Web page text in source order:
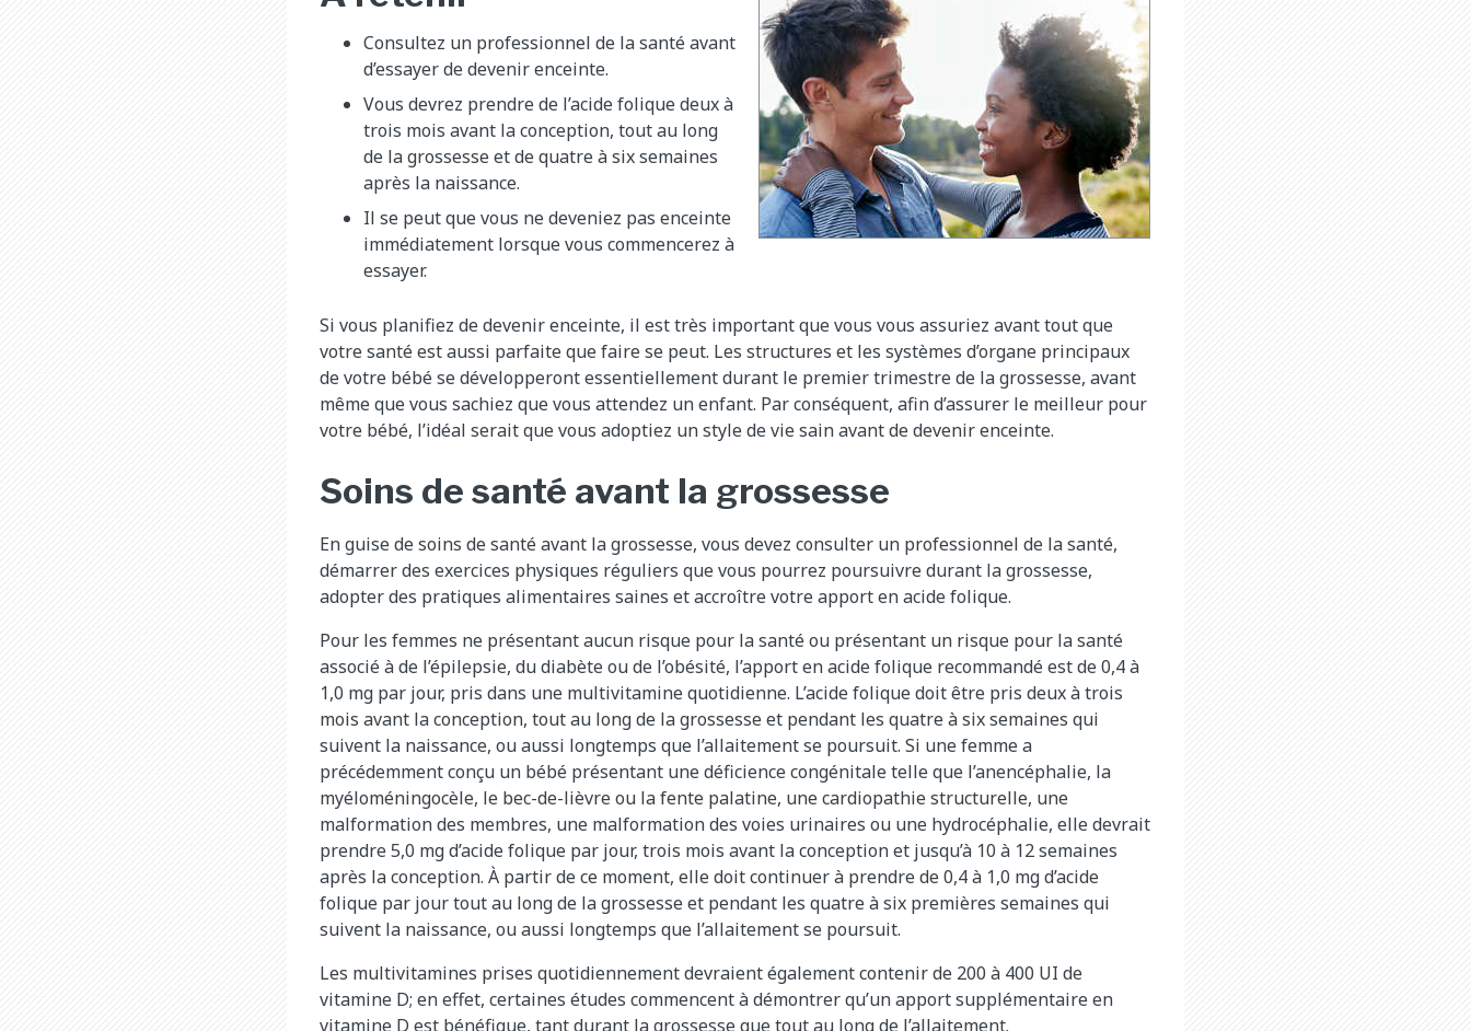
Consultez un professionnel de la santé avant
d’essayer de devenir enceinte.
Vous devrez prendre de l’acide folique deux à
trois mois avant la conception, tout au long
de la grossesse et de quatre à six semaines
après la naissance.
Il se peut que vous ne deveniez pas enceinte
immédiatement lorsque vous commencerez à
essayer.
Si vous planifiez de devenir enceinte, il est très important que vous vous assuriez avant tout que
votre santé est aussi parfaite que faire se peut. Les structures et les systèmes d’organe principaux
de votre bébé se développeront essentiellement durant le premier trimestre de la grossesse, avant
même que vous sachiez que vous attendez un enfant. Par conséquent, afin d’assurer le meilleur pour
votre bébé, l’idéal serait que vous adoptiez un style de vie sain avant de devenir enceinte.
Soins de santé avant la grossesse
En guise de soins de santé avant la grossesse, vous devez consulter un professionnel de la santé,
démarrer des exercices physiques réguliers que vous pourrez poursuivre durant la grossesse,
adopter des pratiques alimentaires saines et accroître votre apport en acide folique.
Pour les femmes ne présentant aucun risque pour la santé ou présentant un risque pour la santé
associé à de l’épilepsie, du diabète ou de l’obésité, l’apport en acide folique recommandé est de 0,4 à
1,0 mg par jour, pris dans une multivitamine quotidienne. L’acide folique doit être pris deux à trois
mois avant la conception, tout au long de la grossesse et pendant les quatre à six semaines qui
suivent la naissance, ou aussi longtemps que l’allaitement se poursuit. Si une femme a
précédemment conçu un bébé présentant une déficience congénitale telle que l’anencéphalie, la
myéloméningocèle, le bec-de-lièvre ou la fente palatine, une cardiopathie structurelle, une
malformation des membres, une malformation des voies urinaires ou une hydrocéphalie, elle devrait
prendre 5,0 mg d’acide folique par jour, trois mois avant la conception et jusqu’à 10 à 12 semaines
après la conception. À partir de ce moment, elle doit continuer à prendre de 0,4 à 1,0 mg d’acide
folique par jour tout au long de la grossesse et pendant les quatre à six premières semaines qui
suivent la naissance, ou aussi longtemps que l’allaitement se poursuit.
Les multivitamines prises quotidiennement devraient également contenir de 200 à 400 UI de
vitamine D; en effet, certaines études commencent à démontrer qu’un apport supplémentaire en
vitamine D est bénéfique, tant durant la grossesse que tout au long de l’allaitement.